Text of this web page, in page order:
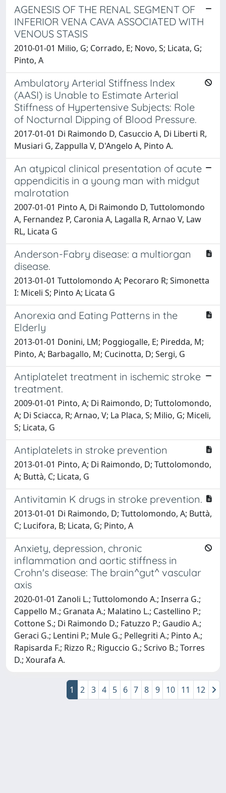
AGENESIS OF THE RENAL SEGMENT OF
INFERIOR VENA CAVA ASSOCIATED WITH
VENOUS STASIS
2010-01-01 Milio, G; Corrado, E; Novo, S; Licata, G;
Pinto, A
Ambulatory Arterial Stiffness Index
(AASI) is Unable to Estimate Arterial
Stiffness of Hypertensive Subjects: Role
of Nocturnal Dipping of Blood Pressure.
2017-01-01 Di Raimondo D, Casuccio A, Di Liberti R,
Musiari G, Zappulla V, D'Angelo A, Pinto A.
An atypical clinical presentation of acute
appendicitis in a young man with midgut
malrotation
2007-01-01 Pinto A, Di Raimondo D, Tuttolomondo
A, Fernandez P, Caronia A, Lagalla R, Arnao V, Law
RL, Licata G
Anderson-Fabry disease: a multiorgan
disease.
2013-01-01 Tuttolomondo A; Pecoraro R; Simonetta
I: Miceli S; Pinto A; Licata G
Anorexia and Eating Patterns in the
Elderly
2013-01-01 Donini, LM; Poggiogalle, E; Piredda, M;
Pinto, A; Barbagallo, M; Cucinotta, D; Sergi, G
Antiplatelet treatment in ischemic stroke
treatment.
2009-01-01 Pinto, A; Di Raimondo, D; Tuttolomondo,
A; Di Sciacca, R; Arnao, V; La Placa, S; Milio, G; Miceli,
S; Licata, G
Antiplatelets in stroke prevention
2013-01-01 Pinto, A; Di Raimondo, D; Tuttolomondo,
A; Buttà, C; Licata, G
Antivitamin K drugs in stroke prevention.
2013-01-01 Di Raimondo, D; Tuttolomondo, A; Buttà,
C; Lucifora, B; Licata, G; Pinto, A
Anxiety, depression, chronic
inflammation and aortic stiffness in
Crohn's disease: The brain^gut^ vascular
axis
2020-01-01 Zanoli L.; Tuttolomondo A.; Inserra G.;
Cappello M.; Granata A.; Malatino L.; Castellino P.;
Cottone S.; Di Raimondo D.; Fatuzzo P.; Gaudio A.;
Geraci G.; Lentini P.; Mule G.; Pellegriti A.; Pinto A.;
Rapisarda F.; Rizzo R.; Riguccio G.; Scrivo B.; Torres
D.; Xourafa A.
1 2 3 4 5 6 7 8 9 10 11 12